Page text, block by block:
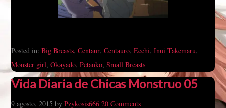
Posted in:Big Breasts,Centaur,Centauro,Ecchi,Inui Takemaru,
Monster girl,Okayado,Petanko,Small Breasts
Vida Diaria de Chicas Monstruo 05
9 agosto, 2015 byPzykosis666 20 Comments